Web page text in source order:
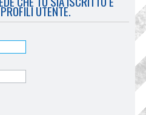
UTENTE.